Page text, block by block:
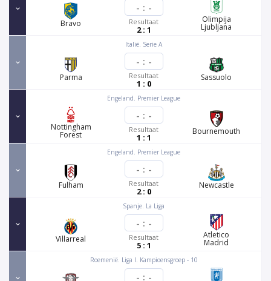
Bravo
- : -
Resultaat
2 : 1
Olimpija
Ljubljana
Italië. Serie A
Parma
- : -
Resultaat
1 : 0
Sassuolo
Engeland. Premier League
Nottingham
Forest
- : -
Resultaat
1 : 1
Bournemouth
Engeland. Premier League
Fulham
- : -
Resultaat
2 : 0
Newcastle
Spanje. La Liga
Villarreal
- : -
Resultaat
5 : 1
Atletico
Madrid
Roemenië. Liga I. Kampioensgroep - 10
- : -